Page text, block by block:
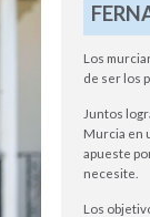
Los
de ser los
Juntos
Murcia en
apueste
necesite.
Los